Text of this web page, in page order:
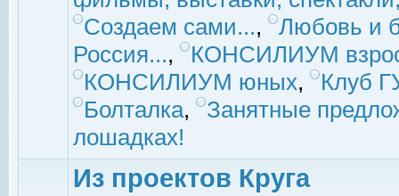
Создаем сами...,
Любовь и
Россия...,
КОНСИЛИУМ
КОНСИЛИУМ юных,
Клуб
Болталка,
Занятные
лошадках!
Из проектов Круга